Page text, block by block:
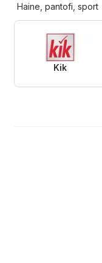
Haine, pantofi, sport
Kik